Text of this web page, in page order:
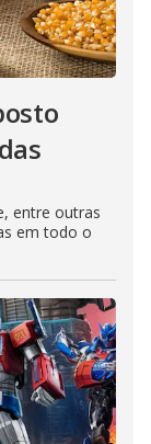
entre outras
em todo o